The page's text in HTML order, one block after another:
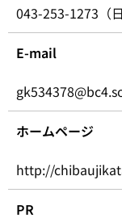
043-253-1273（
E-mail
ホームページ
http://
PR